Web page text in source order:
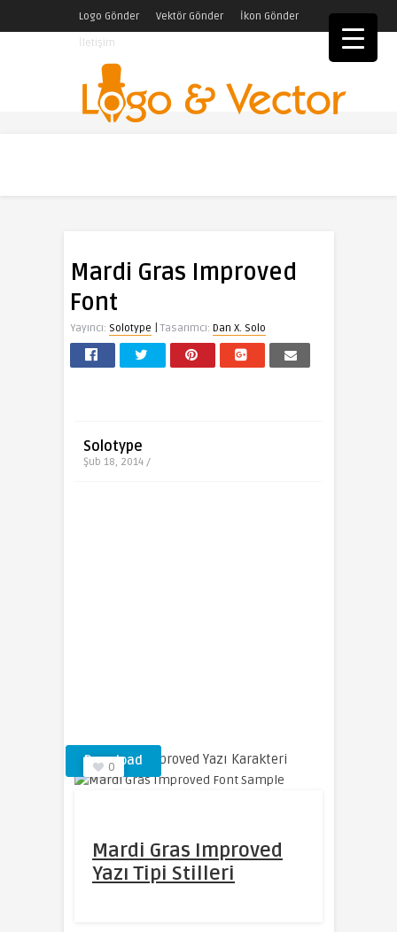
Logo Gönder Vektör Gönder
İkon Gönder
İletişim
Mardi Gras Improved
Font
Yayıncı: Solotype |Tasarımcı: Dan X. Solo
Solotype
Şub 18, 2014 /
Download
0
Mardi Gras Improved Yazı Karakteri
Mardi Gras Improved
Yazı Tipi Stilleri